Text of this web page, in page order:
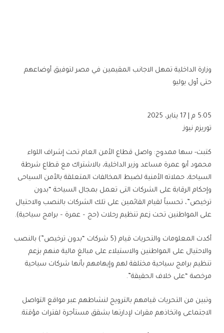
وزارة الداخلية تمهل الاجانب المقيمين في مصر لتوفيق أوضاعهم
حتى أول يوليو
5:05 م | 17 يناير، 2025
توريزم نيوز
كتبت- سها ممدوح: واصل قطاع الأمن العام تحت إشراف اللواء
محمود أبو عمرة مساعد وزير الداخلية، بالاشتراك مع قطاع شرطة
السياحة، حملاته الأمنية لضبط المخالفات المتعلقة بالأمن السياحى
وإحكام الرقابة على الشركات التى تعمل بمجال السياحة “بدون
ترخيص”، تحسباً لقيام القائمين على تلك الشركات بالنصب والاحتيال
على المواطنين تحت زعم تنظيم رحلات (حج – عمرة – برامج سياحية).
أكدت المعلومات والتحريات قيام (5 شركات “بدون ترخيص”) بالنصب
والاحتيال على المواطنين والاستيلاء على مبالغ مالية منهم بزعم
تنظيم برامج سياحية مختلفة لهم وإيهامهم بأنها شركات سياحية
مرخصة “على خلاف الحقيقة”.
وتبين من التحريات قيامهم بالترويج لنشاطهم عبر مواقع التواصل
الاجتماعى واتخاذهم مقرات لإدارتها بشقق مستأجرة لفترات مؤقتة.